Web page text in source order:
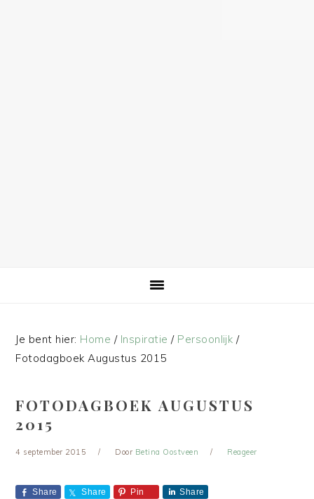
Je bent hier: Home / Inspiratie / Persoonlijk /
Fotodagboek Augustus 2015
FOTODAGBOEK AUGUSTUS
2015
4 september 2015 Door Betina Oostveen Reageer
Share Share Pin Share